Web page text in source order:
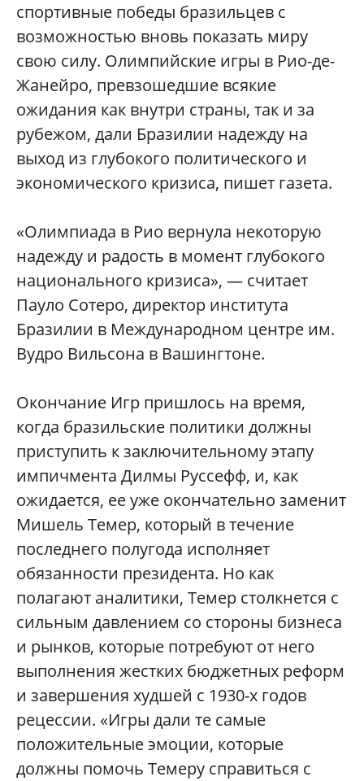
спортивные победы бразильцев с
возможностью вновь показать миру
свою силу. Олимпийские игры в Рио-де-
Жанейро, превзошедшие всякие
ожидания как внутри страны, так и за
рубежом, дали Бразилии надежду на
выход из глубокого политического и
экономического кризиса, пишет газета.
«Олимпиада в Рио вернула некоторую
надежду и радость в момент глубокого
национального кризиса», — считает
Пауло Сотеро, директор института
Бразилии в Международном центре им.
Вудро Вильсона в Вашингтоне.
Окончание Игр пришлось на время,
когда бразильские политики должны
приступить к заключительному этапу
импичмента Дилмы Руссефф, и, как
ожидается, ее уже окончательно заменит
Мишель Темер, который в течение
последнего полугода исполняет
обязанности президента. Но как
полагают аналитики, Темер столкнется с
сильным давлением со стороны бизнеса
и рынков, которые потребуют от него
выполнения жестких бюджетных реформ
и завершения худшей с 1930-х годов
рецессии. «Игры дали те самые
положительные эмоции, которые
должны помочь Темеру справиться с